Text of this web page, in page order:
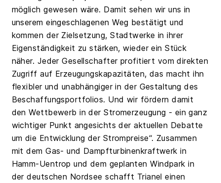
möglich gewesen wäre. Damit sehen wir uns in
unserem eingeschlagenen Weg bestätigt und
kommen der Zielsetzung, Stadtwerke in ihrer
Eigenständigkeit zu stärken, wieder ein Stück
näher. Jeder Gesellschafter profitiert vom direkten
Zugriff auf Erzeugungskapazitäten, das macht ihn
flexibler und unabhängiger in der Gestaltung des
Beschaffungsportfolios. Und wir fördern damit
den Wettbewerb in der Stromerzeugung - ein ganz
wichtiger Punkt angesichts der aktuellen Debatte
um die Entwicklung der Strompreise“. Zusammen
mit dem Gas- und Dampfturbinenkraftwerk in
Hamm-Uentrop und dem geplanten Windpark in
der deutschen Nordsee schafft Trianel einen